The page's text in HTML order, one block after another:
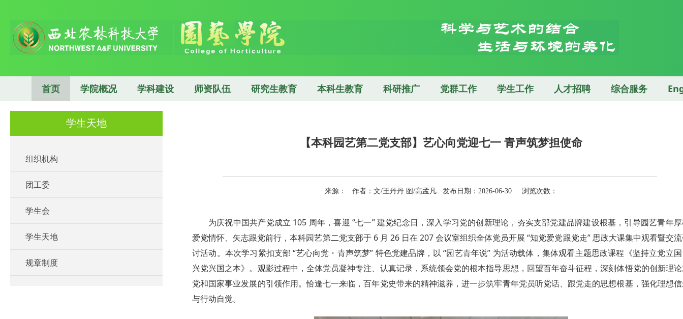
首页 学院概况 学科建设 师资队伍 研究生教育 本科生教育 科研推广 党群工作 学生工作 人才招聘 综合服务
学生天地
组织机构
团工委
学生会
学生天地
规章制度
【本科园艺第二党支部】艺心向党迎七一 青声筑梦担使命
来源： 作者：文/王丹丹 图/高孟凡 发布日期：2026-06-30 浏览次数：
为庆祝中国共产党成立 105 周年，喜迎 “七一” 建党纪念日，深入学习党的创新理论，夯实支部党建品牌建设根基，引导园艺青年
爱党情怀、矢志跟党前行，本科园艺第二党支部于 6 月 26 日在 207 会议室组织全体党员开展 “知党爱党跟党走” 思政大课集中观看暨交
讨活动。本次学习紧扣支部 “艺心向党・青声筑梦” 特色党建品牌，以 “园艺青年说” 为活动载体，集体观看主题思政课程《坚持立党立
兴党兴国之本》。观影过程中，全体党员凝神专注、认真记录，系统领会党的根本指导思想，回望百年奋斗征程，深刻体悟党的创新理
党和国家事业发展的引领作用。恰逢七一来临，百年党史带来的精神滋养，进一步筑牢青年党员听党话、跟党走的思想根基，强化理想
与行动自觉。